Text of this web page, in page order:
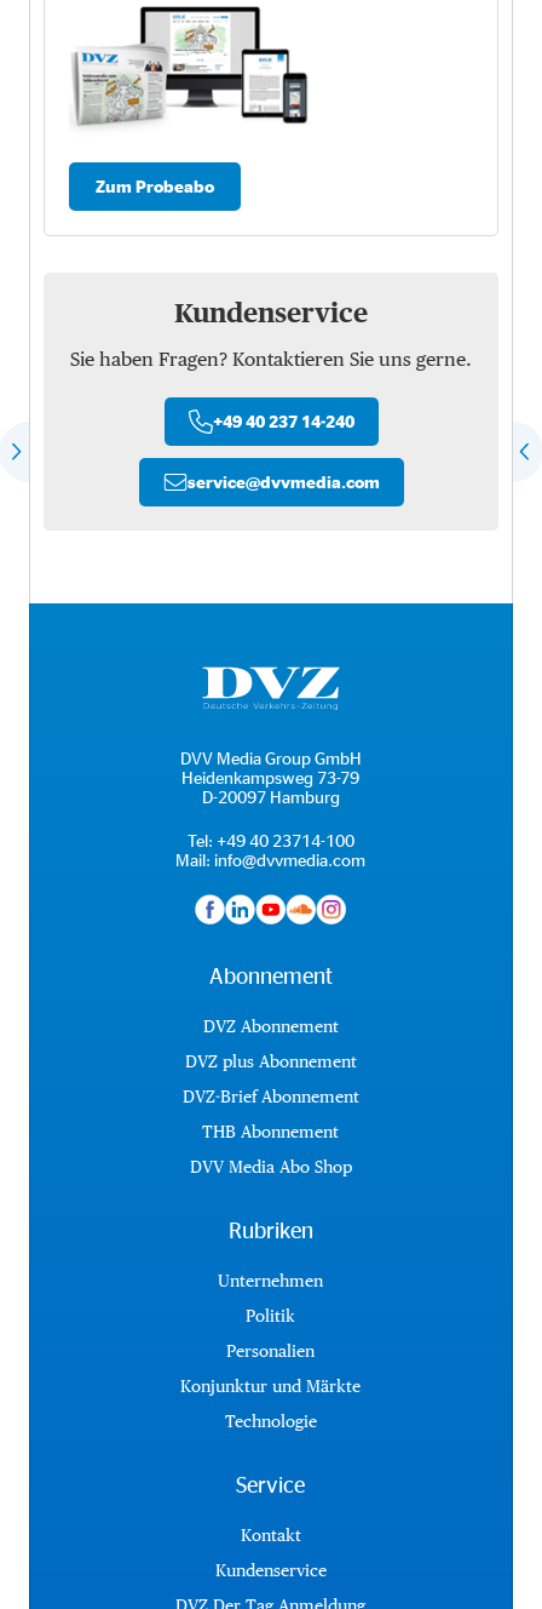
Zum Probeabo
Kundenservice
Sie haben Fragen? Kontaktieren Sie uns gerne.
+49 40 237 14-240
service@dvvmedia.com
DVV Media Group GmbH
Heidenkampsweg 73-79
D-20097 Hamburg
Tel: +49 40 23714-100
Mail: info@dvvmedia.com
Abonnement
DVZ Abonnement
DVZ plus Abonnement
DVZ-Brief Abonnement
THB Abonnement
DVV Media Abo Shop
Rubriken
Unternehmen
Politik
Personalien
Konjunktur und Märkte
Technologie
Service
Kontakt
Kundenservice